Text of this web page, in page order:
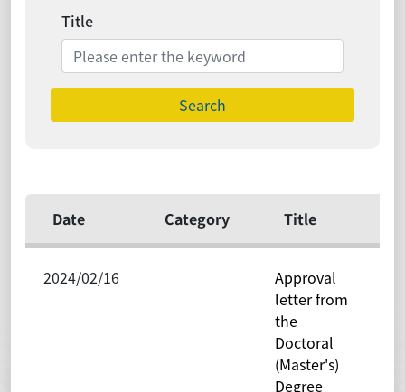
Title
Search
Date Category Title
2024/02/16
Approval
letter from
the
Doctoral
(Master's)
Degree